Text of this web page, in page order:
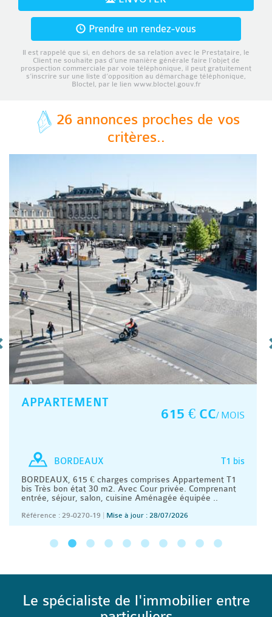
Prendre un rendez-vous
Il est rappelé que si, en dehors de sa relation avec le Prestataire, le
Client ne souhaite pas d’une manière générale faire l’objet de
prospection commerciale par voie téléphonique, il peut gratuitement
s’inscrire sur une liste d’opposition au démarchage téléphonique,
Bloctel, par le lien www.bloctel.gouv.fr
26 annonces proches de vos
critères..
APPARTEMENT
615 € CC/ MOIS
T1 bis
BORDEAUX
BORDEAUX, 615 € charges comprises Appartement T1
bis Très bon état 30 m2. Avec Cour privée. Comprenant
entrée, séjour, salon, cuisine Aménagée équipée ..
Référence : 29-0270-19 Mise à jour : 28/07/2026
Le spécialiste de l'immobilier entre